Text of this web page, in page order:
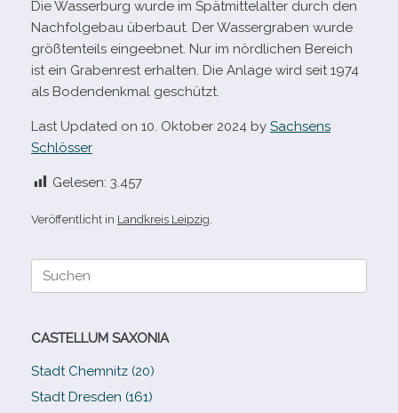
Die Wasserburg wurde im Spätmittelalter durch den
Nachfolgebau über­baut. Der Wassergraben wurde
größ­ten­teils ein­ge­eb­net. Nur im nörd­li­chen Bereich
ist ein Grabenrest erhal­ten. Die Anlage wird seit 1974
als Bodendenkmal geschützt.
Last Updated on 10. Oktober 2024 by Sachsens
Schlösser
Gelesen: 3.457
Veröffentlicht in Landkreis Leipzig
Suche
CASTELLUM SAXONIA
Stadt Chemnitz (20)
Stadt Dresden (161)